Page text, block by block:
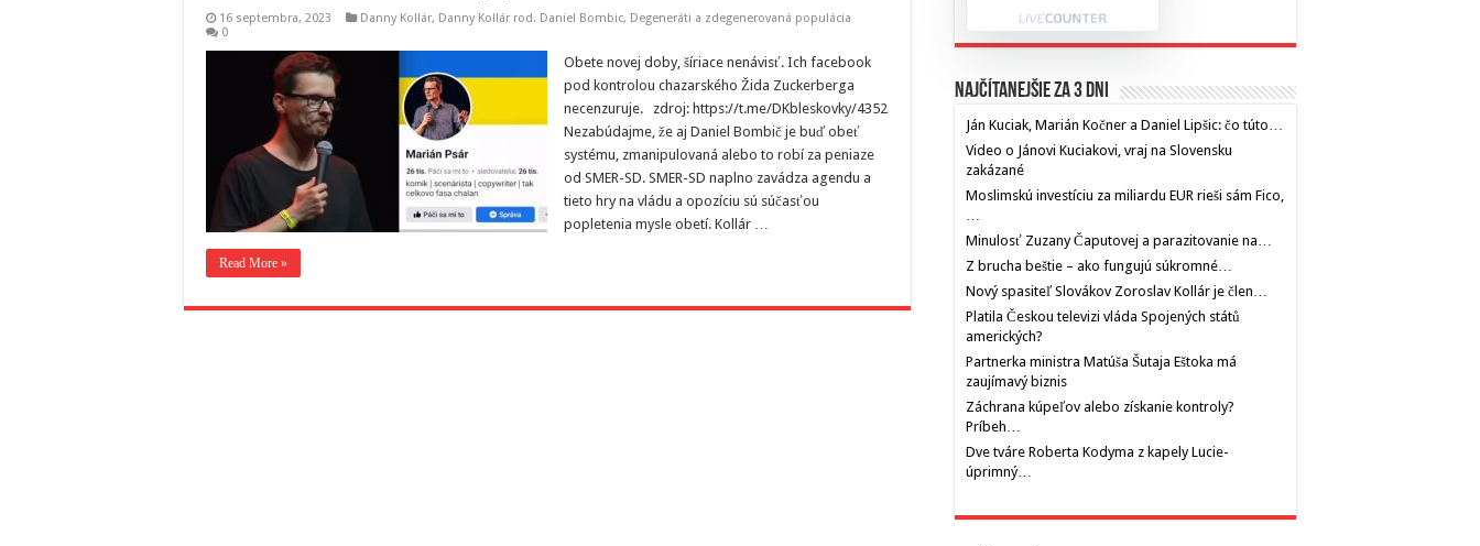
16 septembra, 2023 Danny Kollár, Danny Kollár rod. Daniel Bombic, Degeneráti a zdegenerovaná populácia
0
Obete novej doby, šíriace nenávisť. Ich facebook
pod kontrolou chazarského Žida Zuckerberga
necenzuruje. zdroj: https://t.me/DKbleskovky/4352
Nezabúdajme, že aj Daniel Bombič je buď obeť
systému, zmanipulovaná alebo to robí za peniaze
od SMER-SD. SMER-SD naplno zavádza agendu a
tieto hry na vládu a opozíciu sú súčasťou
popletenia mysle obetí. Kollár …
Read More »
Najčítanejšie za 3 dni
Ján Kuciak, Marián Kočner a Daniel Lipšic: čo túto…
Video o Jánovi Kuciakovi, vraj na Slovensku
zakázané
Moslimskú investíciu za miliardu EUR rieši sám Fico,
…
Minulosť Zuzany Čaputovej a parazitovanie na…
Z brucha beštie – ako fungujú súkromné…
Nový spasiteľ Slovákov Zoroslav Kollár je člen…
Platila Českou televizi vláda Spojených států
amerických?
Partnerka ministra Matúša Šutaja Eštoka má
zaujímavý biznis
Záchrana kúpeľov alebo získanie kontroly?
Príbeh…
Dve tváre Roberta Kodyma z kapely Lucie-
úprimný…